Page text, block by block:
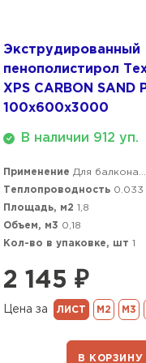
Экструдированный
пенополистирол
XPS CARBON SAND
100х600х3000
В наличии 912 уп.
Применение Для балкона...
Теплопроводность 0.033
Площадь, м2 1,8
Объем, м3 0,18
Кол-во в упаковке, шт 1
2 145 ₽
Цена за ЛИСТ М2 М3
В КОРЗИНУ